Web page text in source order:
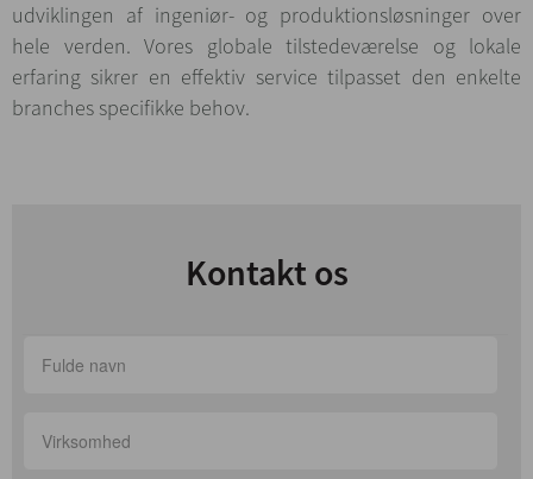
udviklingen af ingeniør- og produktionsløsninger over
hele verden. Vores globale tilstedeværelse og lokale
erfaring sikrer en effektiv service tilpasset den enkelte
branches specifikke behov.
Kontakt os